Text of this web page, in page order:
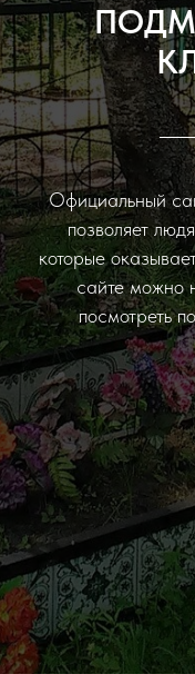
Официальный
позволяет
которые
сайте можно
посмотреть